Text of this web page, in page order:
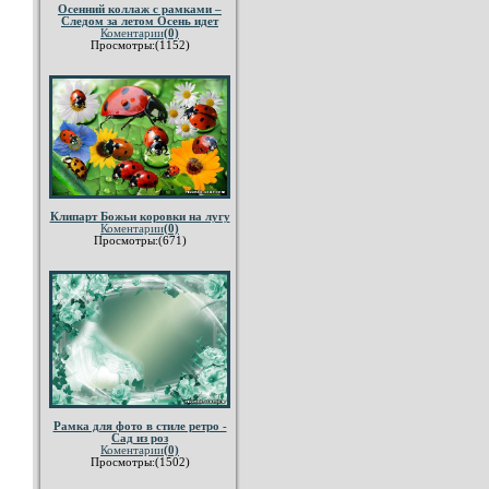
Осенний коллаж с рамками –
Следом за летом Осень идет
Коментарии(0)
Просмотры:(1152)
Клипарт Божьи коровки на лугу
Коментарии(0)
Просмотры:(671)
Рамка для фото в стиле ретро -
Сад из роз
Коментарии(0)
Просмотры:(1502)